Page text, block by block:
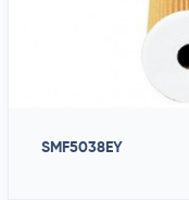
SMF5038EY